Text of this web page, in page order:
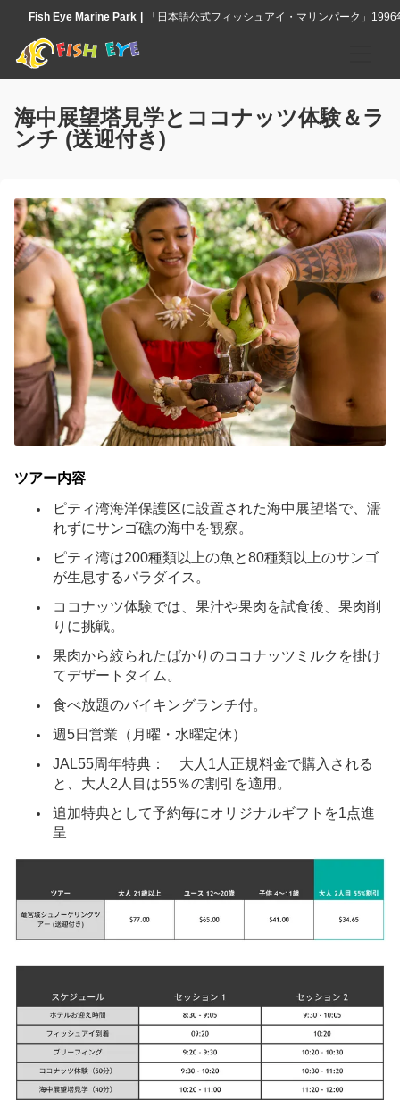
Fish Eye Marine Park 「日本語公式フィッシュアイ・マリンパーク」
アクティビティ
イルカウォッチングクルーズ＆海中展望塔見学
シーウォーカー・ツアー
アイランド伝統体験
竜宮城シュノーケリング
アイランド・カルチャー・ディナーショー
施設案内
海中展望塔
ピティ湾海洋保護区
フィッシュアイについて
简体中文
海中展望塔見学とココナッツ体験＆ラ
ンチ (送迎付き)
ツアー内容
ピティ湾海洋保護区に設置された海中展望塔で、濡
れずにサンゴ礁の海中を観察。
ピティ湾は200種類以上の魚と80種類以上のサンゴ
が生息するパラダイス。
ココナッツ体験では、果汁や果肉を試食後、果肉削
りに挑戦。
果肉から絞られたばかりのココナッツミルクを掛け
てデザートタイム。
食べ放題のバイキングランチ付。
週5日営業（月曜・水曜定休）
JAL55周年特典： 大人1人正規料金で購入される
と、大人2人目は55％の割引を適用。
追加特典として予約毎にオリジナルギフトを1点進
呈